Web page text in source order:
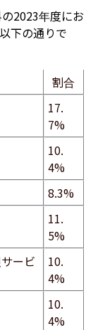
2023年度にお
下の通りで
割合
17.
7%
10.
4%
8.3%
11.
5%
ービ
10.
4%
10.
4%